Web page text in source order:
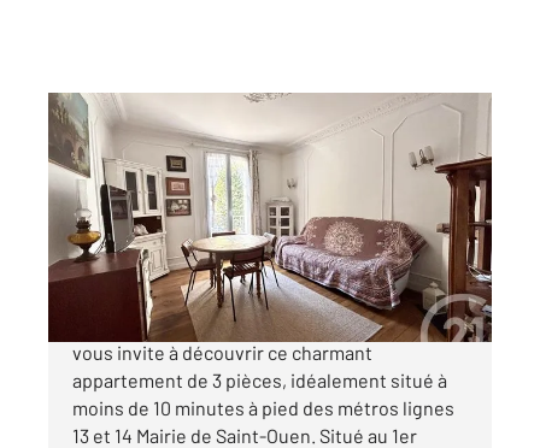
ST OUEN 93
52,98 m
, 3 pièces
Ref : 3953
Appartement F3 à vendre
358 000 €
Votre agence CENTURY 21 Wilson Immobilier
vous invite à découvrir ce charmant
appartement de 3 pièces, idéalement situé à
moins de 10 minutes à pied des métros lignes
13 et 14 Mairie de Saint-Ouen. Situé au 1er